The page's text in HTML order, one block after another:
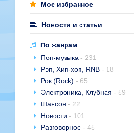
Мое избранное
Новости и статьи
По жанрам
Поп-музыка - 231
Рэп, Хип-хоп, RNB - 18
Рок (Rock) - 65
Электроника, Клубная - 59
Шансон - 22
Новости - 101
Разговорное - 45